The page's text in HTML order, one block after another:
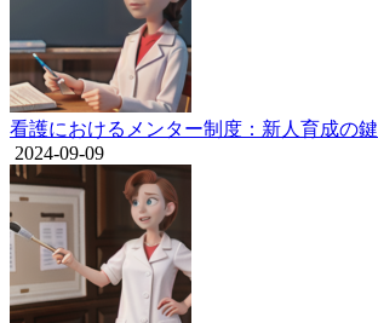
看護におけるメンター制度：新人育成の鍵
2024-09-09